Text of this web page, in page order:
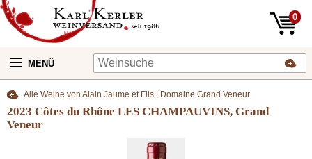
0
MENÜ
Alle Weine von Alain Jaume et Fils | Domaine Grand Veneur
2023 Côtes du Rhône LES CHAMPAUVINS, Grand
Veneur